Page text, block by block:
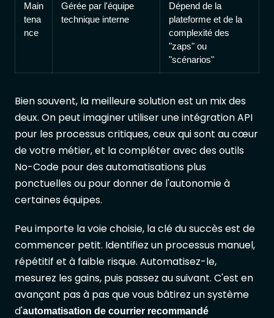
Main
tena
nce
Gérée par l'équipe
technique interne
Dépend de la
plateforme et de la
complexité des
"zaps" ou
"scénarios"
Bien souvent, la meilleure solution est un mix des
deux. On peut imaginer utiliser une intégration API
pour les processus critiques, ceux qui sont au cœur
de votre métier, et la compléter avec des outils
No-Code pour des automatisations plus
ponctuelles ou pour donner de l'autonomie à
certaines équipes.
Peu importe la voie choisie, la clé du succès est de
commencer petit. Identifiez un processus manuel,
répétitif et à faible risque. Automatisez-le,
mesurez les gains, puis passez au suivant. C'est en
avançant pas à pas que vous bâtirez un système
d'automatisation de courrier recommandé